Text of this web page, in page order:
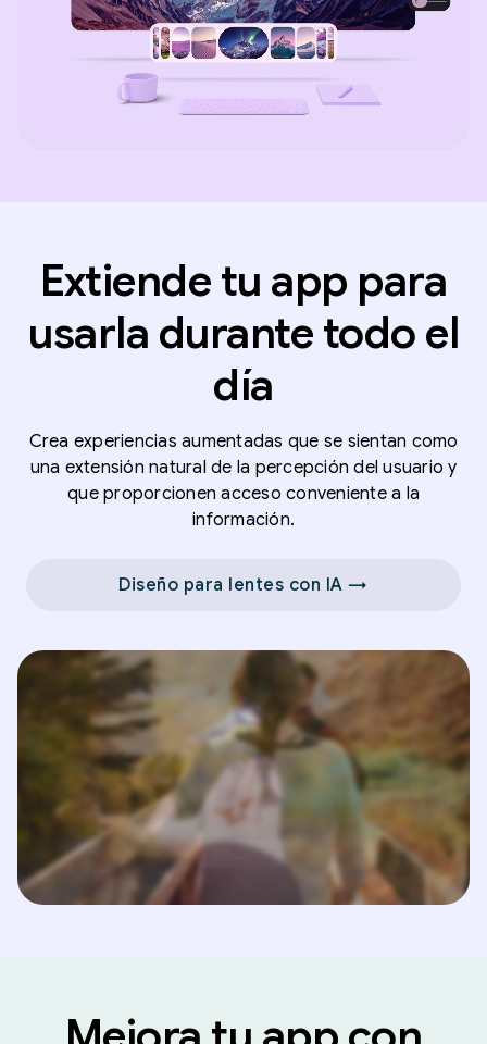
Extiende tu app para
usarla durante todo el
día
Crea experiencias aumentadas que se sientan como
una extensión natural de la percepción del usuario y
que proporcionen acceso conveniente a la
información.
Diseño para lentes con IA →